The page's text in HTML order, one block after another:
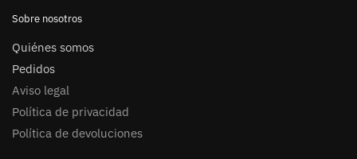
Sobre nosotros
Quiénes somos
Pedidos
Aviso legal
Política de privacidad
Política de devoluciones